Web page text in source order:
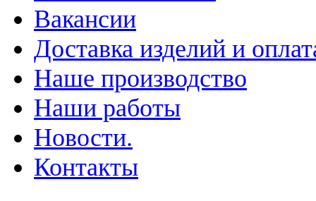
Вакансии
Доставка изделий и
Наше производство
Наши работы
Новости.
Контакты